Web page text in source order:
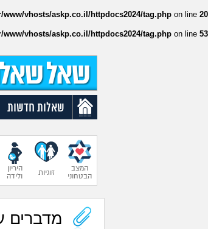
www/vhosts/askp.co.il/httpdocs2024/tag.php on line 20
www/vhosts/askp.co.il/httpdocs2024/tag.php on line 53
שאלות חדשות
המצב
הבטחוני
זוגיות
היריון
ולידה
מדברים